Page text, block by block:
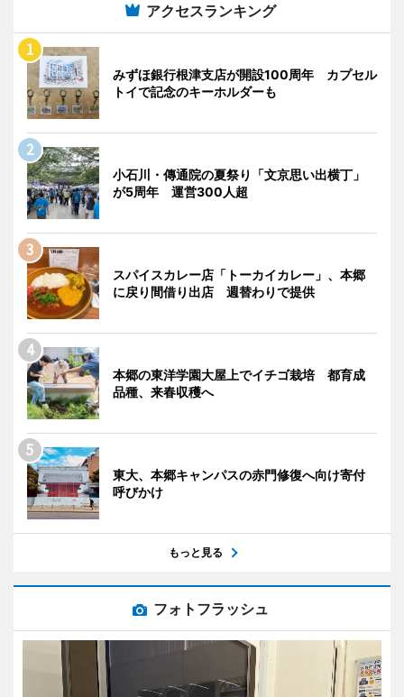
アクセスランキング
みずほ銀行根津支店が開設100周年 カプセル
トイで記念のキーホルダーも
小石川・傳通院の夏祭り「文京思い出横丁」
が5周年 運営300人超
スパイスカレー店「トーカイカレー」、本郷
に戻り間借り出店 週替わりで提供
本郷の東洋学園大屋上でイチゴ栽培 都育成
品種、来春収穫へ
東大、本郷キャンパスの赤門修復へ向け寄付
呼びかけ
もっと見る
フォトフラッシュ